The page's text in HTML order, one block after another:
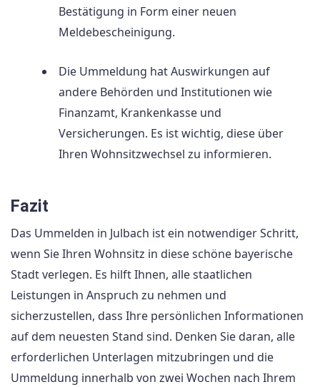
Bestätigung in Form einer neuen
Meldebescheinigung.
Die Ummeldung hat Auswirkungen auf
andere Behörden und Institutionen wie
Finanzamt, Krankenkasse und
Versicherungen. Es ist wichtig, diese über
Ihren Wohnsitzwechsel zu informieren.
Fazit
Das Ummelden in Julbach ist ein notwendiger Schritt,
wenn Sie Ihren Wohnsitz in diese schöne bayerische
Stadt verlegen. Es hilft Ihnen, alle staatlichen
Leistungen in Anspruch zu nehmen und
sicherzustellen, dass Ihre persönlichen Informationen
auf dem neuesten Stand sind. Denken Sie daran, alle
erforderlichen Unterlagen mitzubringen und die
Ummeldung innerhalb von zwei Wochen nach Ihrem